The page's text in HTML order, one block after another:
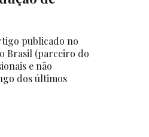
publicado no
Brasil (parceiro do
e não
dos últimos